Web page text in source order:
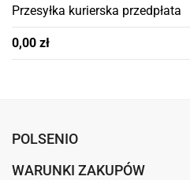
Przesyłka kurierska przedpłata
0,00 zł
POLSENIO
WARUNKI ZAKUPÓW